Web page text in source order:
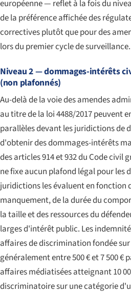
européenne — reflet à la fois du
de la préférence affichée des
correctives plutôt que pour des
lors du premier cycle de surveillance.
Niveau 2 — dommages-intérêts
(non plafonnés)
Au-delà de la voie des amendes
au titre de la loi 4488/2017 peuvent
parallèles devant les juridictions de
d'obtenir des dommages-intérêts
des articles 914 et 932 du Code civil
ne fixe aucun plafond légal pour les
juridictions les évaluent en fonction
manquement, de la durée du
la taille et des ressources du
larges d'intérêt public. Les
affaires de discrimination fondée
généralement entre 500 € et 7 500 €
affaires médiatisées atteignant 10
discriminatoire sur une catégorie